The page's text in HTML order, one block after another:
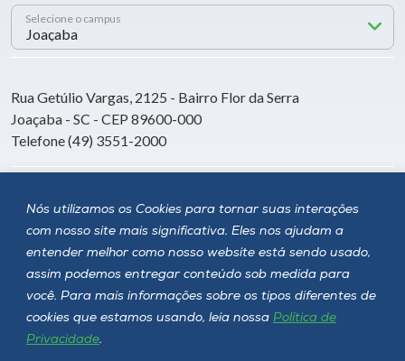
Nós utilizamos os Cookies para tornar suas interações
com nosso site mais significativa. Eles nos ajudam a
entender melhor como nosso website está sendo usado,
assim podemos entregar conteúdo sob medida para
você. Para mais informações sobre os tipos diferentes de
cookies que estamos usando, leia nossa Política de
Privacidade.
Selecione o campus
Rua Getúlio Vargas, 2125 - Bairro Flor da Serra
Joaçaba - SC - CEP 89600-000
Telefone (49) 3551-2000
Siga a Unoesc